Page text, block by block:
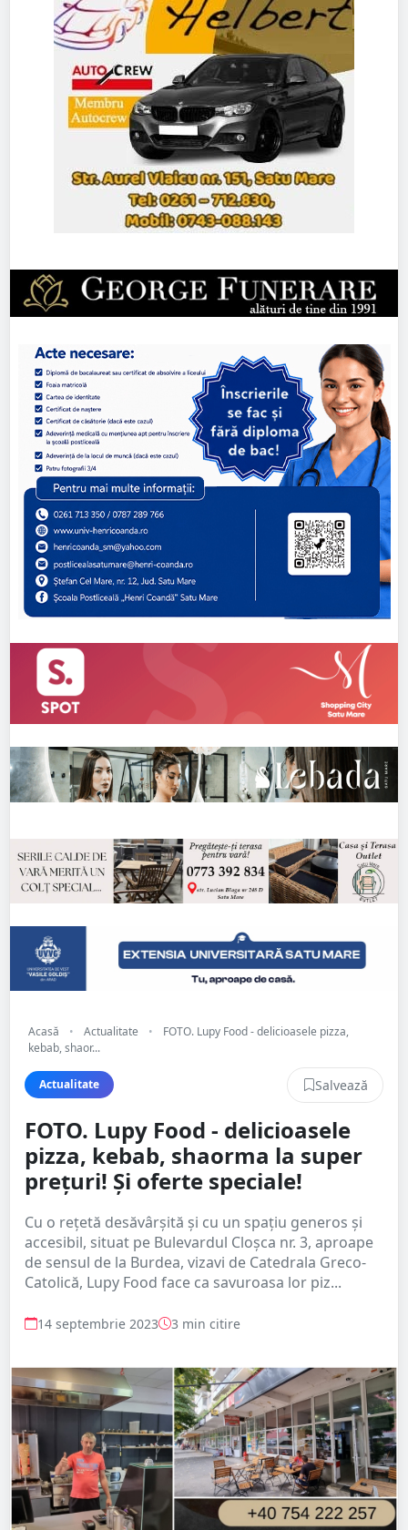
Acasă • Actualitate •
FOTO. Lupy Food - delicioasele pizza,
kebab, shaor...
Actualitate Salvează
FOTO. Lupy Food - delicioasele
pizza, kebab, shaorma la super
prețuri! Și oferte speciale!
Cu o rețetă desăvârșită și cu un spațiu generos și
accesibil, situat pe Bulevardul Cloșca nr. 3, aproape
de sensul de la Burdea, vizavi de Catedrala Greco-
Catolică, Lupy Food face ca savuroasa lor piz...
14 septembrie 2023 3 min citire